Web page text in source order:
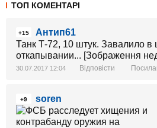
ТОП КОМЕНТАРІ
+15
Антип61
Танк Т-72, 10 штук. Завалило в
откапывании... [Зображення
30.07.2017 12:04 Відповісти
+9 soren